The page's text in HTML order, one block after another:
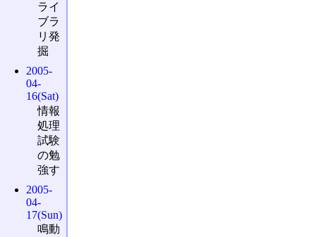
ライ
ブラ
リ発
掘
2005-
04-
16(Sat)
情報
処理
試験
の勉
強す
2005-
04-
17(Sun)
鳴動